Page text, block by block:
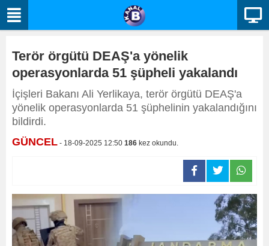
Terör örgütü DEAŞ'a yönelik
operasyonlarda 51 şüpheli yakalandı
İçişleri Bakanı Ali Yerlikaya, terör örgütü DEAŞ'a
yönelik operasyonlarda 51 şüphelinin yakalandığını
bildirdi.
GÜNCEL - 18-09-2025 12:50 186 kez okundu.